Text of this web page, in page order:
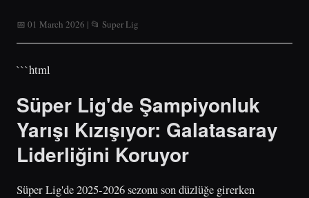
📅 01 March 2026 | 📂 Super Lig
```html
Süper Lig'de Şampiyonluk
Yarışı Kızışıyor: Galatasaray
Liderliğini Koruyor
Süper Lig'de 2025-2026 sezonu son düzlüğe girerken